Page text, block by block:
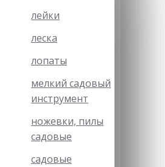
лейки
леска
лопаты
мелкий садовый
инструмент
ножевки, пилы
садовые
садовые